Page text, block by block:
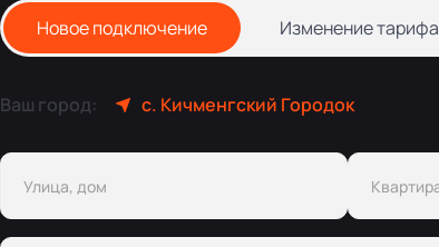
Новое подключение Изменение тарифа
Ваш город: с. Кичменгский Городок